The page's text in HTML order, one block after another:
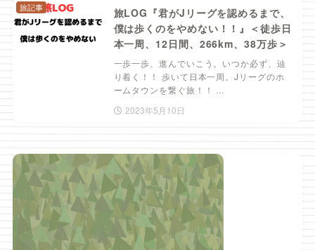
旅LOG『君がJリーグを認めるまで、
僕は歩くのをやめない！！』＜徒歩日
本一周、12日間、266km、38万歩＞
一歩一歩、進んでいこう。いつか必ず、辿
り着く！！ 歩いて日本一周。Jリーグのホ
ームタウンを繋ぐ旅！！ …
2023年5月10日
旅記事